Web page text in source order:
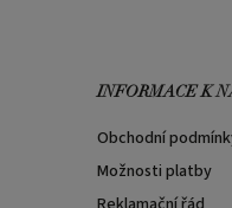
INFORMACE K
Obchodní
Možnosti platby